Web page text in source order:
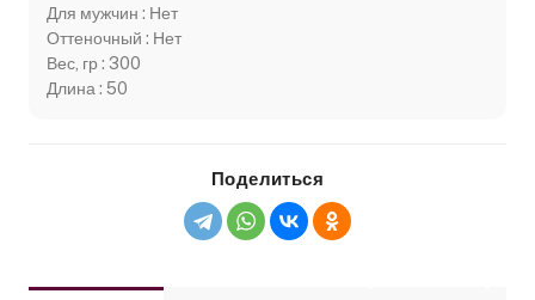
Для мужчин : Нет
Оттеночный : Нет
Вес, гр : 300
Длина : 50
Поделиться